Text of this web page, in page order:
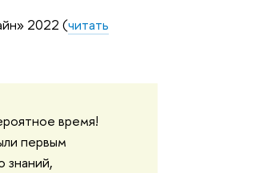
» 2022 (читать
время!
первым
знаний,